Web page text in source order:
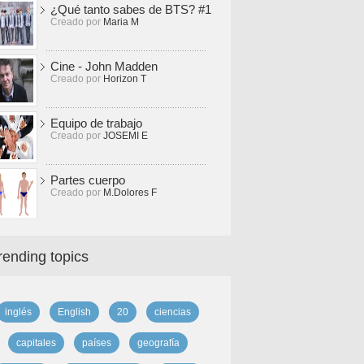
¿Qué tanto sabes de BTS? #1
Creado por Maria M
Cine - John Madden
Creado por Horizon T
Equipo de trabajo
Creado por JOSEMI E
Partes cuerpo
Creado por M.Dolores F
topics
inglés English 20 ciencias
capitales países geografía